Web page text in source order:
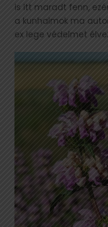
is itt maradt fenn,
a kunhalmok ma
ex lege védelmet